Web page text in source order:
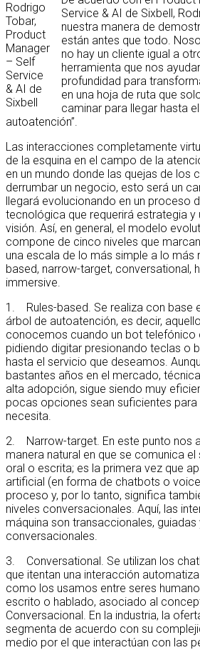
Rodrigo
Tobar,
Product
Manager
– Self
Service
& AI de
Sixbell
Service & AI de Sixbell,
nuestra manera de
están antes que todo.
no hay un cliente igual a
herramienta que nos
profundidad para
en una hoja de ruta que
caminar para llegar hasta
autoatención”.
Las interacciones completamente
de la esquina en el campo de la
en un mundo donde las quejas de los
derrumbar un negocio, esto será un
llegará evolucionando en un proceso
tecnológica que requerirá estrategia y
visión. Así, en general, el modelo
compone de cinco niveles que
una escala de lo más simple a lo más
based, narrow-target, conversational,
immersive.
1. Rules-based. Se realiza con base
árbol de autoatención, es decir,
conocemos cuando un bot telefónico
pidiendo digitar presionando teclas o
hasta el servicio que deseamos.
bastantes años en el mercado,
alta adopción, sigue siendo muy
pocas opciones sean suficientes para
necesita.
2. Narrow-target. En este punto nos
manera natural en que se comunica el
oral o escrita; es la primera vez que
artificial (en forma de chatbots o
proceso y, por lo tanto, significa
niveles conversacionales. Aquí, las
máquina son transaccionales,
conversacionales.
3. Conversational. Se utilizan los
que itentan una interacción
como los usamos entre seres
escrito o hablado, asociado al
Conversacional. En la industria, la
segmenta de acuerdo con su
medio por el que interactúan con las